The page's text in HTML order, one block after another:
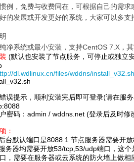
例，免费与收费同在，可根据自己的需求
的发展或开发更好的系统，大家可以多支
净系统或最小安装，支持CentOS 7.X，
(默认也安装了节点服务，可停止或独立
dl.wdlinux.cn/files/wddns/install_v32.sh
误提示，顺利安装完后即可登录(请在服
密码：admin / wddns.net (登录后及时修
：
台默认端口是8088 1 节点服务器需要开
务器均需要开放53/tcp,53/udp端口，这
，需要在服务器或云系统的防火墙上做